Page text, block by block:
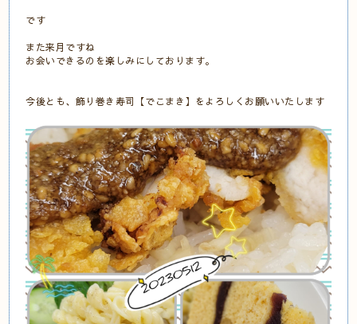
です
また来月ですね
お会いできるのを楽しみにしております。
今後とも、飾り巻き寿司【でこまき】をよろしくお願いいたします